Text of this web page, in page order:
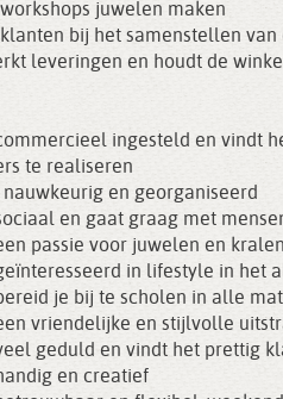
juwelen maken
bij het samenstellen
leveringen en houdt de
ingesteld en vindt
te realiseren
en georganiseerd
en gaat graag met
passie voor juwelen en kralen
in lifestyle in het
je bij te scholen in alle
vriendelijke en stijlvolle
geduld en vindt het prettig
en creatief